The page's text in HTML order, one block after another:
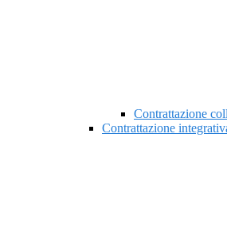
Contrattazione
Contrattazione